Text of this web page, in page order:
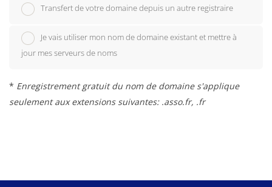
Transfert de votre domaine depuis un autre registraire
Je vais utiliser mon nom de domaine existant et mettre à
jour mes serveurs de noms
* Enregistrement gratuit du nom de domaine s'applique
seulement aux extensions suivantes: .asso.fr, .fr